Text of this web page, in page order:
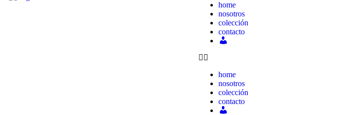
home
nosotros
colección
contacto
home
nosotros
colección
contacto